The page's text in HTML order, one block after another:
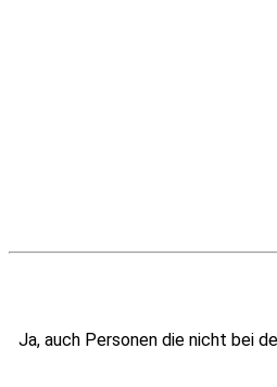
Ja, auch Personen die nicht bei